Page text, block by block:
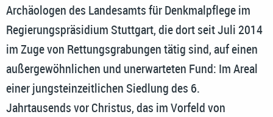
Archäologen des Landesamts für Denkmalpflege im
Regierungspräsidium Stuttgart, die dort seit Juli 2014
im Zuge von Rettungsgrabungen tätig sind, auf einen
außergewöhnlichen und unerwarteten Fund: Im Areal
einer jungsteinzeitlichen Siedlung des 6.
Jahrtausends vor Christus, das im Vorfeld von